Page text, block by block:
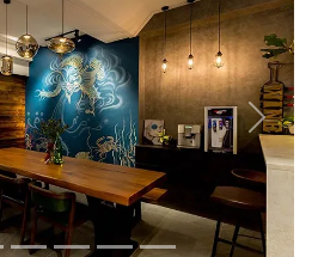
Next